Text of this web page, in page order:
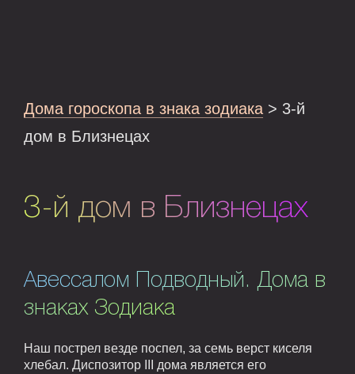
Дома гороскопа в знака зодиака > 3-й
дом в Близнецах
3-й дом в Близнецах
Авессалом Подводный. Дома в
знаках Зодиака
Наш пострел везде поспел, за семь верст киселя
хлебал. Диспозитор III дома является его